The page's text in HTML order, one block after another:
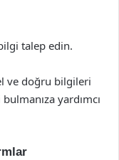
talep edin.
ve doğru bilgileri
yardımcı